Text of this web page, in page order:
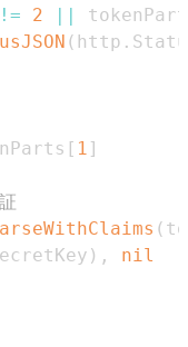
!= 2 ||
( http .
[ 1 ]
(
) ,
nil